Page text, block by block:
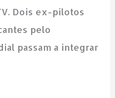
Dois ex-pilotos
pelo
passam a integrar